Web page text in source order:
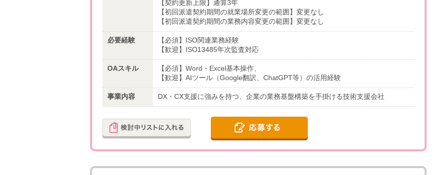
【契約更新上限】通算3年
【初回派遣契約期間の就業場所変更の範囲】変更なし
【初回派遣契約期間の業務内容変更の範囲】変更なし
必要経験
【必須】ISO関連業務経験
【歓迎】ISO13485年次監査対応
OAスキル
【必須】Word・Excel基本操作、
【歓迎】AIツール（Google翻訳、ChatGPT等）の活用経験
事業内容 DX・CX支援に強みを持つ、企業の業務基盤構築を手掛ける技術支援会社